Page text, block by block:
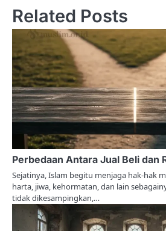
s
t
n
a
v
i
a
t
i
o
Related Posts
Perbedaan Antara Jual Beli dan
Sejatinya, Islam begitu menjaga hak-hak
harta, jiwa, kehormatan, dan lain
tidak dikesampingkan,…